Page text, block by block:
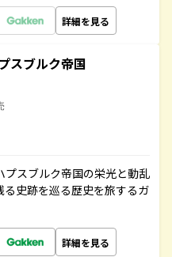
詳細を見る
スブルク帝国
プスブルク帝国の栄光と動乱
史跡を巡る歴史を旅するガ
詳細を見る